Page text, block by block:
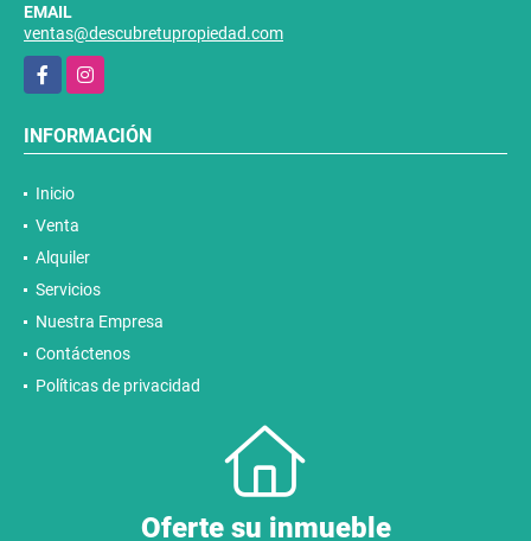
EMAIL
ventas@descubretupropiedad.com
FacebookInstagram
INFORMACIÓN
Inicio
Venta
Alquiler
Servicios
Nuestra Empresa
Contáctenos
Políticas de privacidad
Oferte su inmueble